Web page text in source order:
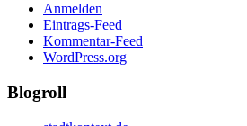
Anmelden
Eintrags-Feed
Kommentar-Feed
WordPress.org
Blogroll